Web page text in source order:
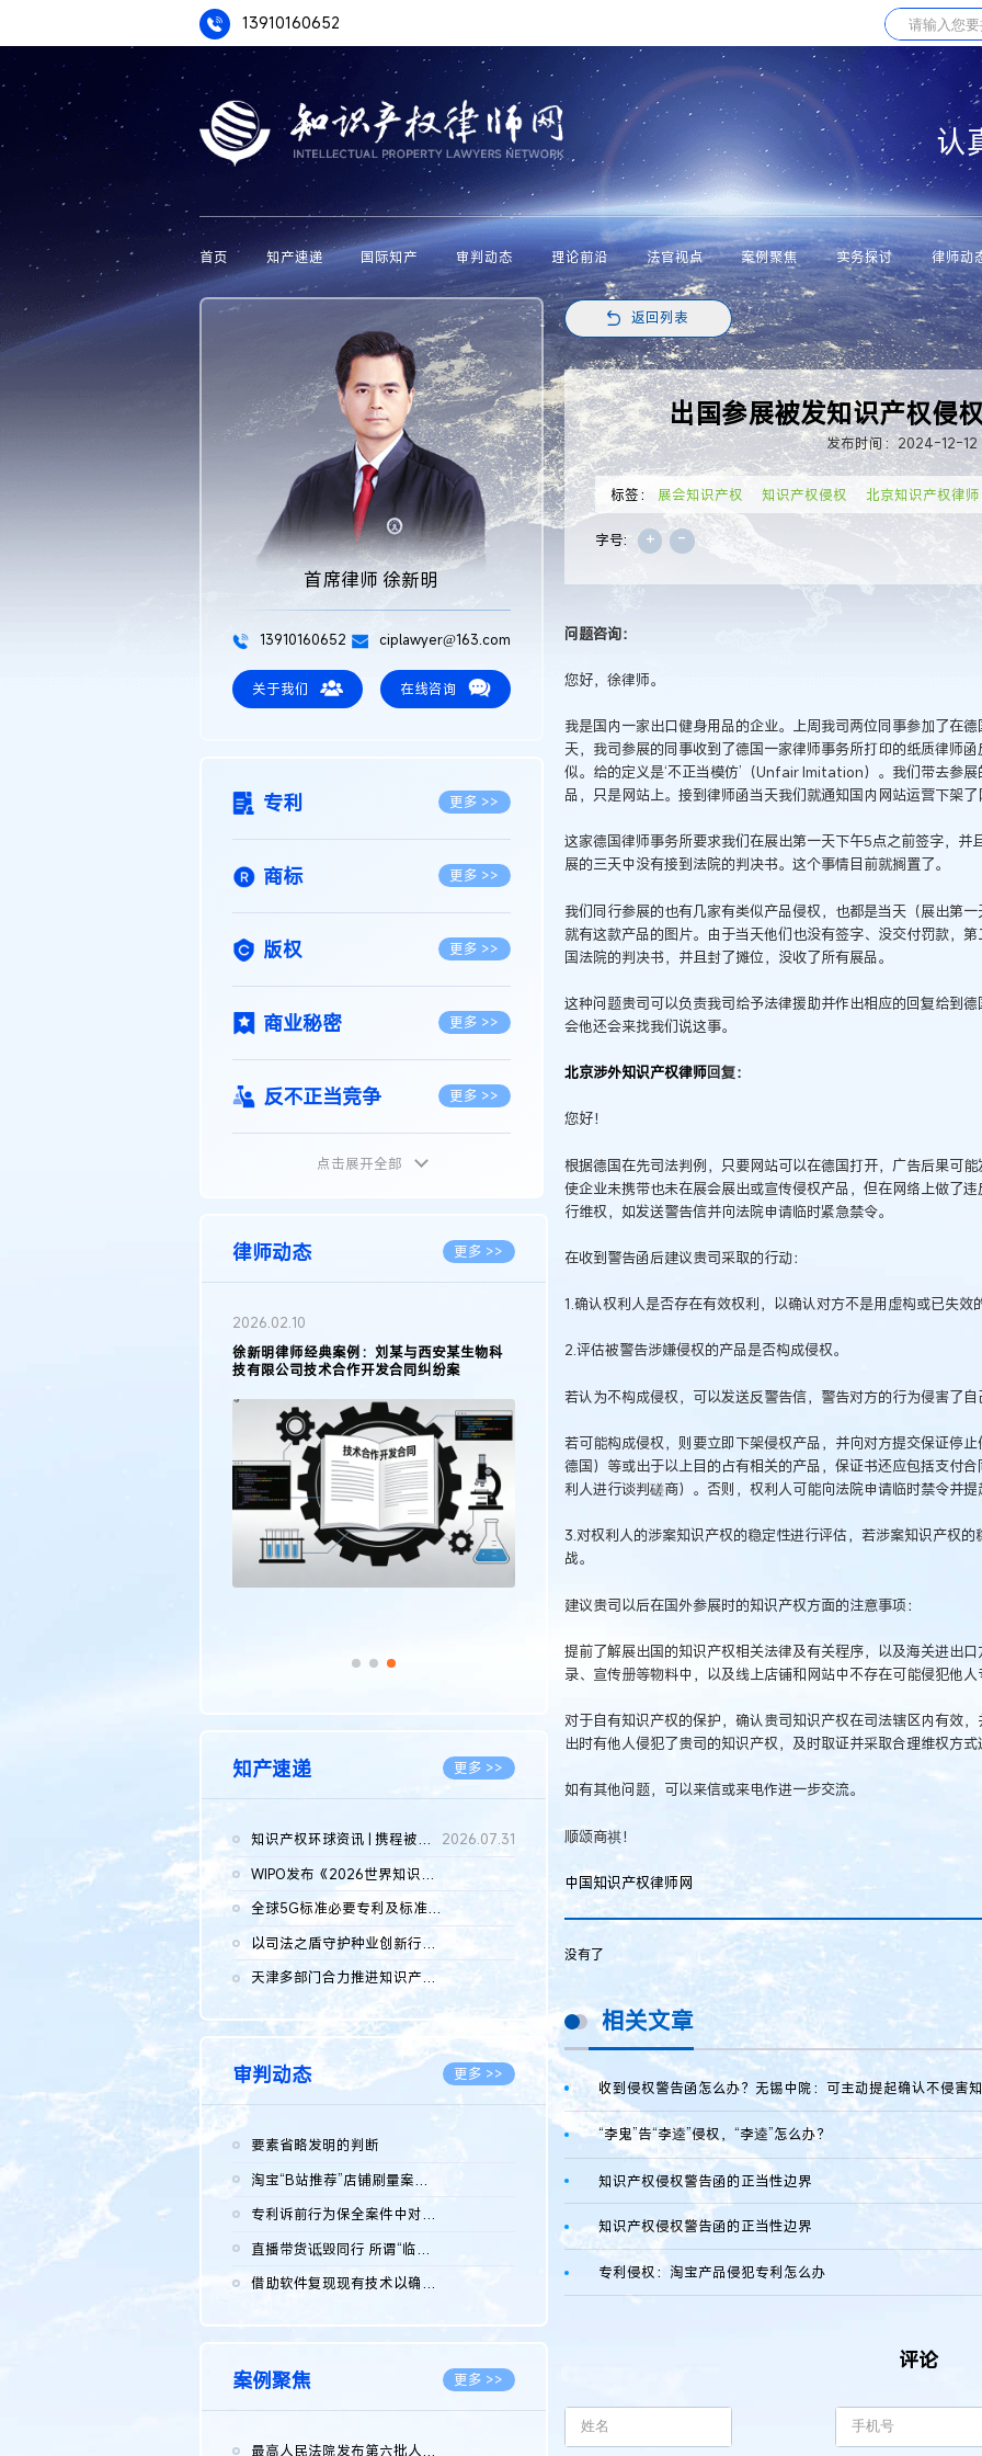
13910160652
认
首页 知产速递 国际知产 审判动态 理论前沿 法官视点 案例聚焦 实务探讨 律师动
首席律师 徐新明
13910160652 ciplawyer@163.com
关于我们 在线咨询
专利 更多 >>
商标 更多 >>
版权 更多 >>
商业秘密 更多 >>
反不正当竞争 更多 >>
植物新品种
地理标志 更多 >>
集成电路布图设计
传统文化 更多 >>
点击展开全部
律师动态 更多 >>
2026.02.10
徐新明律师经典案例：刘某与西安某生物科
技有限公司技术合作开发合同纠纷案
知产速递 更多 >>
知识产权环球资讯 | 携程被市监总局罚51.79亿；瑞幸泰国商标案上...
2026.07.31
WIPO发布《2026世界知识产权报告》 含报告全文
全球5G标准必要专利及标准提案研究报告（2026年）全文发布
以司法之盾守护种业创新行稳致远
2026.08.05
天津多部门合力推进知识产权保护工作
2026.08.05
审判动态 更多 >>
要素省略发明的判断
淘宝“B站推荐”店铺刷量案维持原判，两被告连带赔偿150万元
专利诉前行为保全案件中对仿制药申请人曾作出三类声明的考量及违...
直播带货诋毁同行 所谓“临场发挥”不免责
借助软件复现现有技术以确认相关参数特征是否被公开
案例聚焦 更多 >>
最高人民法院发布第六批人民法院种业知识产权司法保护典型案例 含...
返回列表
出国参展被发知识产权侵
发布时间：2024-12-12
标签： 展会知识产权 知识产权侵权 北京知识产权律师
字号: + -
问题咨询：
您好，徐律师。
我是国内一家出口健身用品的企业。上周我司两位同事参加了在
天，我司参展的同事收到了德国一家律师事务所打印的纸质律师
似。给的定义是‘不正当模仿’（Unfair Imitation）。我们带去参
品，只是网站上。接到律师函当天我们就通知国内网站运营下架
这家德国律师事务所要求我们在展出第一天下午5点之前签字，
展的三天中没有接到法院的判决书。这个事情目前就搁置了。
我们同行参展的也有几家有类似产品侵权，也都是当天（展出第
就有这款产品的图片。由于当天他们也没有签字、没交付罚款，
国法院的判决书，并且封了摊位，没收了所有展品。
这种问题贵司可以负责我司给予法律援助并作出相应的回复给到
会他还会来找我们说这事。
北京涉外知识产权律师回复：
您好！
根据德国在先司法判例，只要网站可以在德国打开，广告后果可
使企业未携带也未在展会展出或宣传侵权产品，但在网络上做了
行维权，如发送警告信并向法院申请临时紧急禁令。
在收到警告函后建议贵司采取的行动：
1.确认权利人是否存在有效权利，以确认对方不是用虚构或已失效
2.评估被警告涉嫌侵权的产品是否构成侵权。
若认为不构成侵权，可以发送反警告信，警告对方的行为侵害了
若可能构成侵权，则要立即下架侵权产品，并向对方提交保证停
德国）等或出于以上目的占有相关的产品，保证书还应包括支付
利人进行谈判磋商）。否则，权利人可能向法院申请临时禁令并
3.对权利人的涉案知识产权的稳定性进行评估，若涉案知识产权
战。
建议贵司以后在国外参展时的知识产权方面的注意事项：
提前了解展出国的知识产权相关法律及有关程序，以及海关进出
录、宣传册等物料中，以及线上店铺和网站中不存在可能侵犯他
对于自有知识产权的保护，确认贵司知识产权在司法辖区内有效
出时有他人侵犯了贵司的知识产权，及时取证并采取合理维权方
如有其他问题，可以来信或来电作进一步交流。
顺颂商祺！
中国知识产权律师网
没有了
相关文章
收到侵权警告函怎么办？无锡中院：可主动提起确认不侵害
“李鬼”告“李逵”侵权，“李逵”怎么办？
知识产权侵权警告函的正当性边界
知识产权侵权警告函的正当性边界
专利侵权：淘宝产品侵犯专利怎么办
评论